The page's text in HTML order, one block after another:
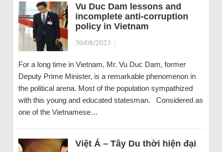
Vu Duc Dam lessons and
incomplete anti-corruption
policy in Vietnam
30/08/2023 |
For a long time in Vietnam, Mr. Vu Duc Dam, former
Deputy Prime Minister, is a remarkable phenomenon in
the political arena. Most of the population sympathized
with this young and educated statesman. Considered as
one of the Vietnamese…
Việt Á – Tây Du thời hiện đại